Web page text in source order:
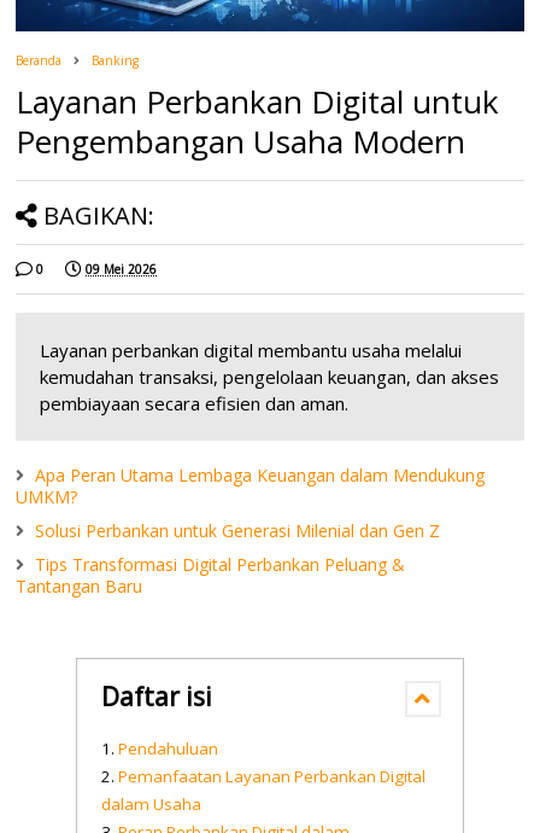
Beranda Banking
Layanan Perbankan Digital untuk
Pengembangan Usaha Modern
BAGIKAN:
0 09 Mei 2026
Layanan perbankan digital membantu usaha melalui
kemudahan transaksi, pengelolaan keuangan, dan akses
pembiayaan secara efisien dan aman.
Apa Peran Utama Lembaga Keuangan dalam Mendukung
UMKM?
Solusi Perbankan untuk Generasi Milenial dan Gen Z
Tips Transformasi Digital Perbankan Peluang &
Tantangan Baru
Daftar isi
Pendahuluan
Pemanfaatan Layanan Perbankan Digital
dalam Usaha